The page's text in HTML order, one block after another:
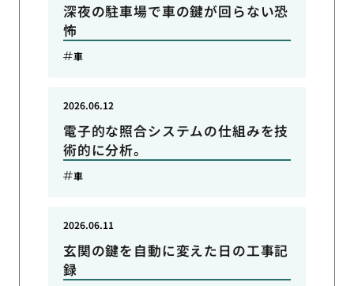
深夜の駐車場で車の鍵が回らない恐
怖
車
電子的な照合システムの仕組みを技
術的に分析。
2026.06.12
車
玄関の鍵を自動に変えた日の工事記
録
2026.06.11